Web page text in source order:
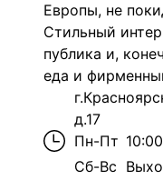
Европы, не
Стильный
публика и,
еда и
д.17
Пн-Пт
Сб-Вс